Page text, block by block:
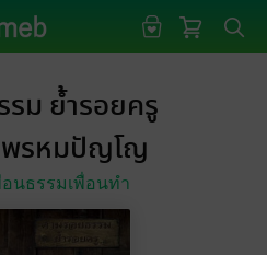
ม ย้ำรอยครู
รหมปัญโญ
อนธรรมเพื่อนทํา